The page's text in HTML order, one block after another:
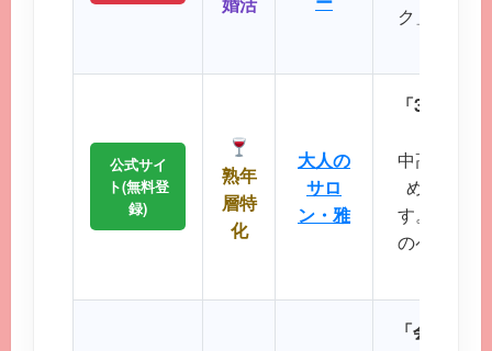
ク」など
公式サイ
ト(無料登
録)
熟年
層特
化
大人の
サロ
ン・雅
「30代後
中高年層
め、同世
す。周囲を
のペースで
「会員数